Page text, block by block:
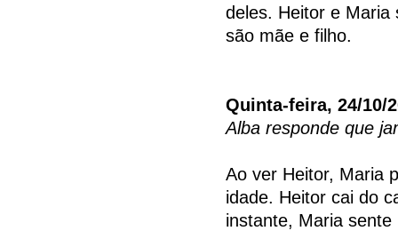
deles. Heitor e Maria
são mãe e filho.
Quinta-feira, 24/10/
Alba responde que
Ao ver Heitor, Maria
idade. Heitor cai do
instante, Maria